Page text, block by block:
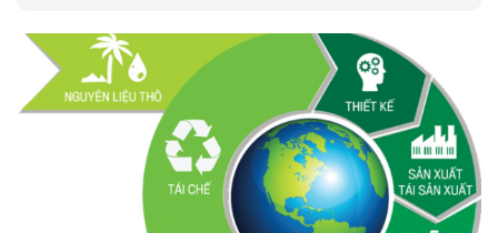
hỗ trợ tài chính lên đến $5000.